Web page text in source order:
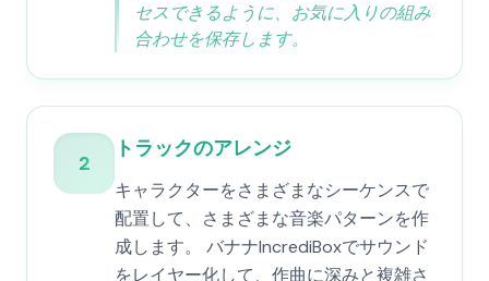
セスできるように、お気に入りの組み
合わせを保存します。
2
トラックのアレンジ
キャラクターをさまざまなシーケンスで
配置して、さまざまな音楽パターンを作
成します。 バナナIncrediBoxでサウンド
をレイヤー化して、作曲に深みと複雑さ